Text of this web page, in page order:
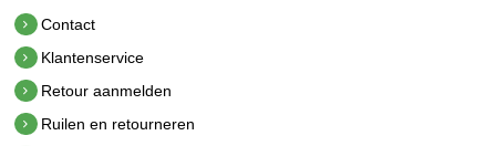
Contact
Klantenservice
Retour aanmelden
Ruilen en retourneren